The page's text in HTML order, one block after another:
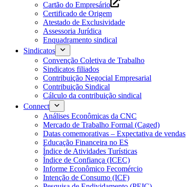
Cartão do Empresário
Certificado de Origem
Atestado de Exclusividade
Assessoria Jurídica
Enquadramento sindical
Sindicatos
Convenção Coletiva de Trabalho
Sindicatos filiados
Contribuição Negocial Empresarial
Contribuição Sindical
Cálculo da contribuição sindical
Connect
Análises Econômicas da CNC
Mercado de Trabalho Formal (Caged)
Datas comemorativas – Expectativa de vendas
Educação Financeira no ES
Índice de Atividades Turísticas
Índice de Confiança (ICEC)
Informe Econômico Fecomércio
Intenção de Consumo (ICF)